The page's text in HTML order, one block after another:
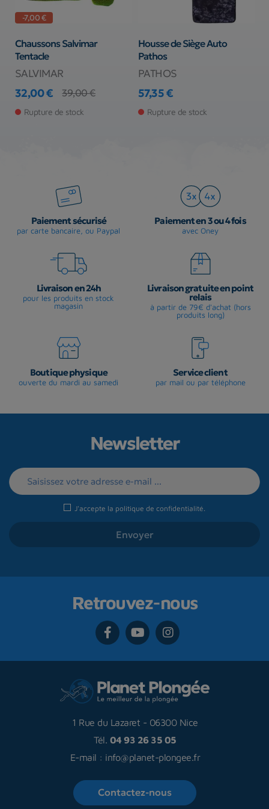
-7,00 €
Chaussons Salvimar
Tentacle
SALVIMAR
Prix
32,00 €
Prix de base
39,00 €
Rupture de stock
Housse de Siège Auto
Pathos
PATHOS
Prix
57,35 €
Rupture de stock
Paiement sécurisé
par carte bancaire, ou Paypal
Paiement en 3 ou 4 fois
avec Oney
Livraison en 24h
pour les produits en stock
magasin
Livraison gratuite en point
relais
à partir de 79€ d'achat (hors
produits long)
Boutique physique
ouverte du mardi au samedi
Service client
par mail ou par téléphone
Newsletter
J'accepte la politique de confidentialité
Retrouvez-nous
1 Rue du Lazaret - 06300 Nice
Tél. 04 93 26 35 05
E-mail : info@planet-plongee.fr
Contactez-nous